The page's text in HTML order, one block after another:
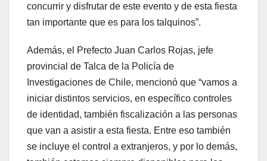
concurrir y disfrutar de este evento y de esta fiesta
tan importante que es para los talquinos”.
Además, el Prefecto Juan Carlos Rojas, jefe
provincial de Talca de la Policía de
Investigaciones de Chile, mencionó que “vamos a
iniciar distintos servicios, en específico controles
de identidad, también fiscalización a las personas
que van a asistir a esta fiesta. Entre eso también
se incluye el control a extranjeros, y por lo demás,